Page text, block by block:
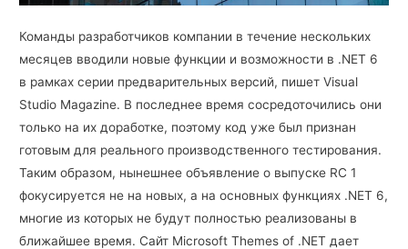
Команды разработчиков компании в течение нескольких
месяцев вводили новые функции и возможности в .NET 6
в рамках серии предварительных версий, пишет Visual
Studio Magazine. В последнее время сосредоточились они
только на их доработке, поэтому код уже был признан
готовым для реального производственного тестирования.
Таким образом, нынешнее объявление о выпуске RC 1
фокусируется не на новых, а на основных функциях .NET 6,
многие из которых не будут полностью реализованы в
ближайшее время. Сайт Microsoft Themes of .NET дает